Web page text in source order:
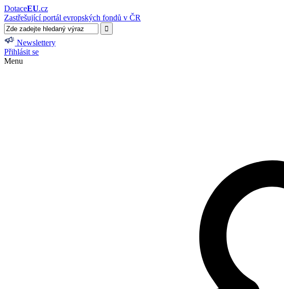
DotaceEU.cz
Zastřešující portál evropských fondů v ČR
Newslettery
Přihlásit se
Menu